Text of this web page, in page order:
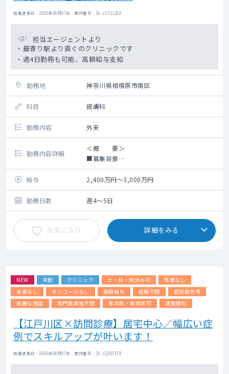
掲載更新日 : 2026年08月07日 案件番号 : 26-JV311269
担当エージェントより
・最寄り駅より直ぐのクリニックです
・週4日勤務も可能、高額給与支給
勤務地 神奈川県相模原市南区
科目 皮膚科
勤務内容 外来
勤務内容詳細
＜概 要＞
■募集背景
新規開院に伴い、管理医師募集
■勤務内容（相談可能）
外来診療（診察、診断、治療方針の決定、投
薬処方など）
処置・小手術（ほくろ・粉瘤の切除、巻き爪
処置、いぼ、切開非検査、生検（病理検査）
など
検査（ダーモスコピー、アレルギー、パッチ
の管理、医療安全管理、経営相談）など
美容皮膚科（自費診療）追加は柔軟に相談可
能
・外来：1日100名程度 1～2診療体制を予定
・患者層/主な疾患：アトピー、ニキビ、脱
毛、水虫、とびひ、イボなどの一般皮膚科全
般、小児皮膚科の治療など
・保険診療中心
給与 2,400万円～3,000万円
勤務日数 週4～5日
お気に入り 詳細をみる
NEW 常勤 クリニック 土・日・祝休み可
残業なし
当直なし
オンコールなし 高額給与 経験不問
症例数充実
綺麗な施設
専門医資格不問 専攻医・専修医可 通勤便利
【江戸川区×訪問診療】居宅中心／幅広い症
例でスキルアップが叶います！
掲載更新日 : 2026年08月07日 案件番号 : 25-JQ303178